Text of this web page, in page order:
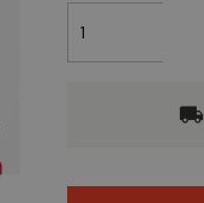
local_shipping